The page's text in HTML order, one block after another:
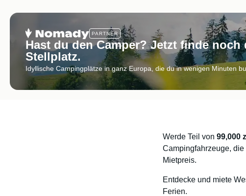
PARTNER
Hast du den Camper? Jetzt finde noch
Stellplatz.
Idyllische Campingplätze in ganz Europa, die du in wenigen Minuten
Werde Teil von 99,000
Campingfahrzeuge,
Mietpreis.
Entdecke und miete
Ferien.